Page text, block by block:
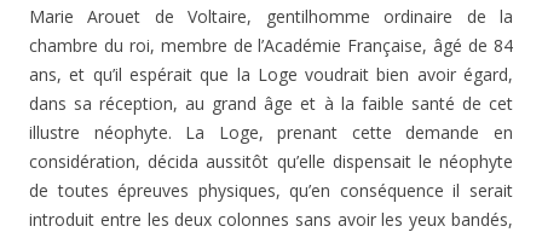
Marie Arouet de Voltaire, gentilhomme ordinaire de la
chambre du roi, membre de l’Académie Française, âgé de 84
ans, et qu’il espérait que la Loge voudrait bien avoir égard,
dans sa réception, au grand âge et à la faible santé de cet
illustre néophyte. La Loge, prenant cette demande en
considération, décida aussi­tôt qu’elle dispensait le néophyte
de toutes épreuves phy­siques, qu’en conséquence il serait
introduit entre les deux colonnes sans avoir les yeux bandés,